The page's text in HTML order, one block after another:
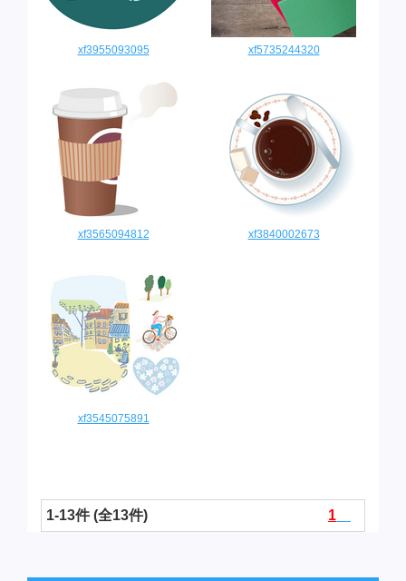
xf3955093095 xf5735244320
xf3565094812 xf3840002673
xf3545075891
1-13件 (全13件) 1